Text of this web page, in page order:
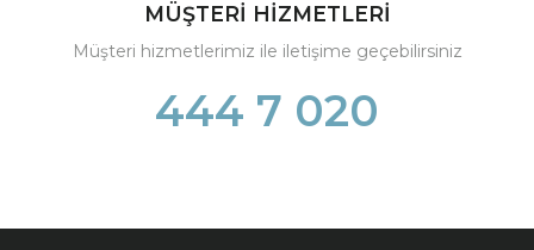
MÜŞTERİ HİZMETLERİ
Müşteri hizmetlerimiz ile iletişime geçebilirsiniz
444 7 020